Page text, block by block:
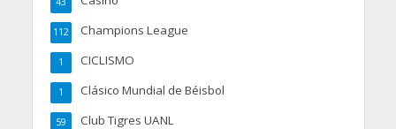
Champions League
112
CICLISMO
1
Clásico Mundial de Béisbol
1
Club Tigres UANL
59